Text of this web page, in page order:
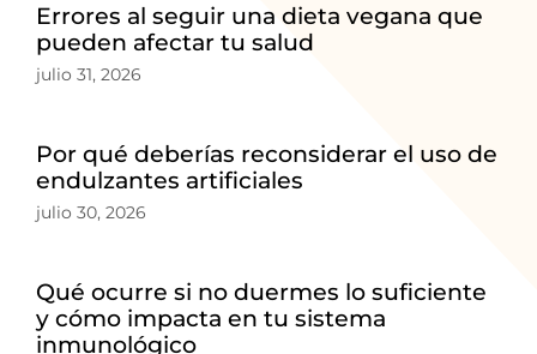
Errores al seguir una dieta vegana que
pueden afectar tu salud
julio 31, 2026
Por qué deberías reconsiderar el uso de
endulzantes artificiales
julio 30, 2026
Qué ocurre si no duermes lo suficiente
y cómo impacta en tu sistema
inmunológico